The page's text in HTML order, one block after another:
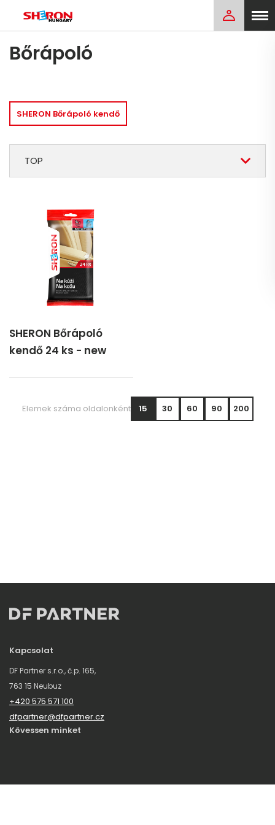
Bőrápoló
TOP
SHERON Bőrápoló kendő
SHERON Bőrápoló
kendő 24 ks - new
Elemek száma oldalonként 15 30 60 90 200
Kapcsolat
DF Partner s.r.o., č.p. 165,
763 15 Neubuz
+420 575 571 100
dfpartner@dfpartner.cz
Kövessen minket